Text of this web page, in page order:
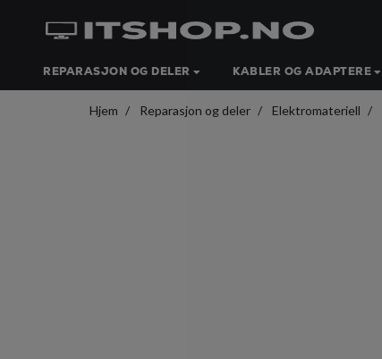
REPARASJON OG DELER KABLER OG ADAPTERE
Hjem Reparasjon og deler Elektromateriell